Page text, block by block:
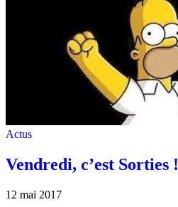
Actus
Vendredi, c’est Sorties !
12 mai 2017